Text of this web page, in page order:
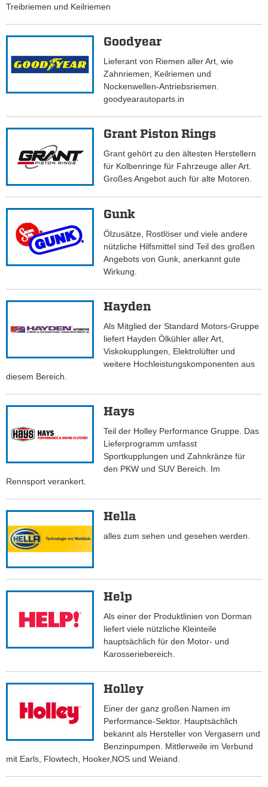
Treibriemen und Keilriemen
Goodyear
Lieferant von Riemen aller Art, wie
Zahnriemen, Keilriemen und
Nockenwellen-Antriebsriemen.
goodyearautoparts.in
Grant Piston Rings
Grant gehört zu den ältesten Herstellern
für Kolbenringe für Fahrzeuge aller Art.
Großes Angebot auch für alte Motoren.
Gunk
Ölzusätze, Rostlöser und viele andere
nützliche Hilfsmittel sind Teil des großen
Angebots von Gunk, anerkannt gute
Wirkung.
Hayden
Als Mitglied der Standard Motors-Gruppe
liefert Hayden Ölkühler aller Art,
Viskokupplungen, Elektrolüfter und
weitere Hochleistungskomponenten aus
diesem Bereich.
Hays
Teil der Holley Performance Gruppe. Das
Lieferprogramm umfasst
Sportkupplungen und Zahnkränze für
den PKW und SUV Bereich. Im
Rennsport verankert.
Hella
alles zum sehen und gesehen werden.
Help
Als einer der Produktlinien von Dorman
liefert viele nützliche Kleinteile
hauptsächlich für den Motor- und
Karosseriebereich.
Holley
Einer der ganz großen Namen im
Performance-Sektor. Hauptsächlich
bekannt als Hersteller von Vergasern und
Benzinpumpen. Mittlerweile im Verbund
mit Earls, Flowtech, Hooker,NOS und Weiand.